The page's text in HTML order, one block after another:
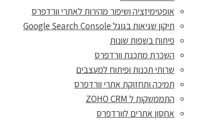
אופטימיזציה ושיפור מהירות לאתרי וורדפרס
תיקון שגיאות בגוגל Google Search Console
פיתוח בשפות שונות
השכרת מתכנת וורדפרס
שרותי תכנות ופיתוח למעצבים
תמיכה ותחזוקת אתרי וורדפרס
התממשקות ל ZOHO CRM
אחסון אתרים לוורדפרס